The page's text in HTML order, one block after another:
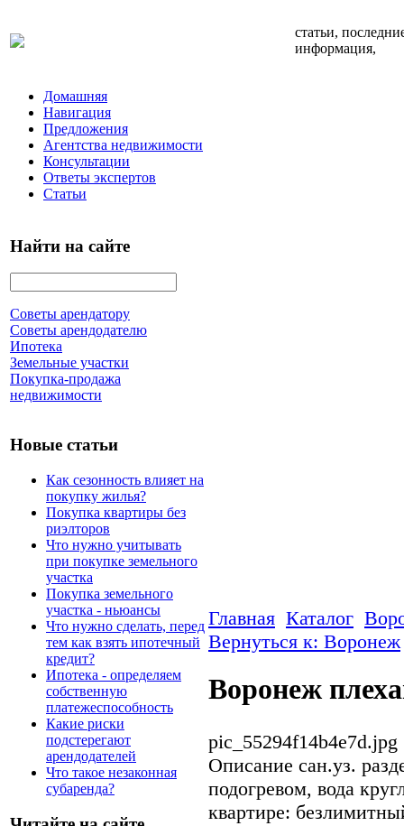
статьи,
информация,
Домашняя
Навигация
Предложения
Агентства недвижимости
Консультации
Ответы экспертов
Статьи
Найти на сайте
Советы арендатору
Советы арендодателю
Ипотека
Земельные участки
Покупка-продажа
недвижимости
Новые статьи
Как сезонность влияет на
покупку жилья?
Покупка квартиры без
риэлторов
Что нужно учитывать
при покупке земельного
участка
Покупка земельного
участка - ньюансы
Что нужно сделать, перед
тем как взять ипотечный
кредит?
Ипотека - определяем
собственную
платежеспособность
Какие риски
подстерегают
арендодателей
Что такое незаконная
субаренда?
Главная Каталог
Вернуться к: Воронеж
Воронеж
pic_55294f14b4e7d.jpg
Описание сан.уз.
подогревом, вода
квартире: